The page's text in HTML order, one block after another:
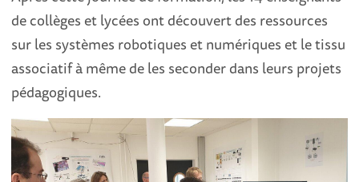
de collèges et lycées ont découvert des ressources
sur les systèmes robotiques et numériques et le tissu
associatif à même de les seconder dans leurs projets
pédagogiques.